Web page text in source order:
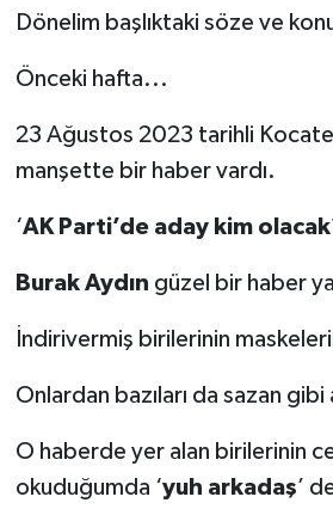
Dönelim başlıktaki söze ve
Önceki hafta...
23 Ağustos 2023 tarihli
manşette bir haber vardı.
‘AK Parti’de aday kim
Burak Aydın güzel bir haber
İndirivermiş birilerinin
Onlardan bazıları da sazan gibi
O haberde yer alan birilerinin
okuduğumda ‘yuh arkadaş’